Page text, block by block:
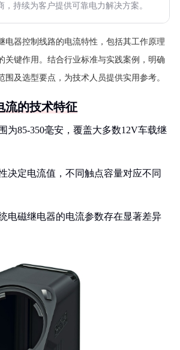
，持续为客户提供可靠电力解决方案。
电器控制线路的电流特性，包括其工作原理
关键作用。结合行业标准与实践案例，明确
围及选型要点，为技术人员提供实用参考。
流的技术特征
为85-350毫安，覆盖大多数12V车载继
决定电流值，不同触点容量对应不同
电磁继电器的电流参数存在显著差异